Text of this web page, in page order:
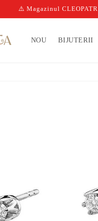
⚠️ Magazinul
NOU BIJUTERII